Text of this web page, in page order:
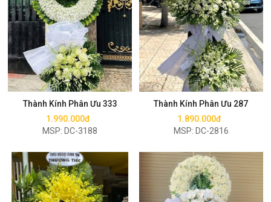
Thành Kính Phân Ưu 333
1.990.000đ
MSP: DC-3188
Mua ngay
Thành Kính Phân Ưu 287
1.890.000đ
MSP: DC-2816
Mua ngay